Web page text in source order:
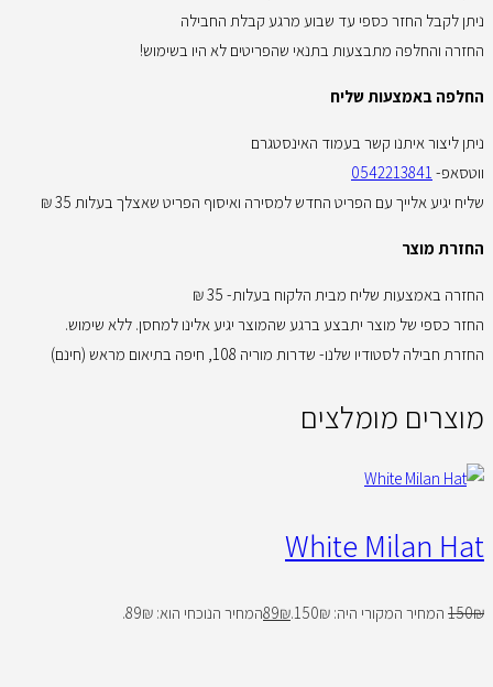
ניתן לקבל החזר כספי עד שבוע מרגע קבלת החבילה
החזרה והחלפה מתבצעות בתנאי שהפריטים לא היו בשימוש!
החלפה באמצעות שליח
ניתן ליצור איתנו קשר בעמוד האינסטגרם
ווטסאפ- 0542213841
שליח יגיע אלייך עם הפריט החדש למסירה ואיסוף הפריט שאצלך בעלות 35 ₪
החזרת מוצר
החזרה באמצעות שליח מבית הלקוח בעלות- 35 ₪
החזר כספי של מוצר יתבצע ברגע שהמוצר יגיע אלינו למחסן. ללא שימוש.
החזרת חבילה לסטודיו שלנו- שדרות מוריה 108, חיפה בתיאום מראש (חינם)
מוצרים מומלצים
White Milan Hat
150₪ המחיר המקורי היה: 150₪. 89₪ המחיר הנוכחי הוא: 89₪.